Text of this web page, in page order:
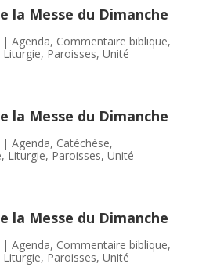
la Messe du Dimanche
| Agenda, Commentaire biblique,
Liturgie, Paroisses, Unité
la Messe du Dimanche
| Agenda, Catéchèse,
,Liturgie, Paroisses, Unité
la Messe du Dimanche
| Agenda, Commentaire biblique,
Liturgie, Paroisses, Unité